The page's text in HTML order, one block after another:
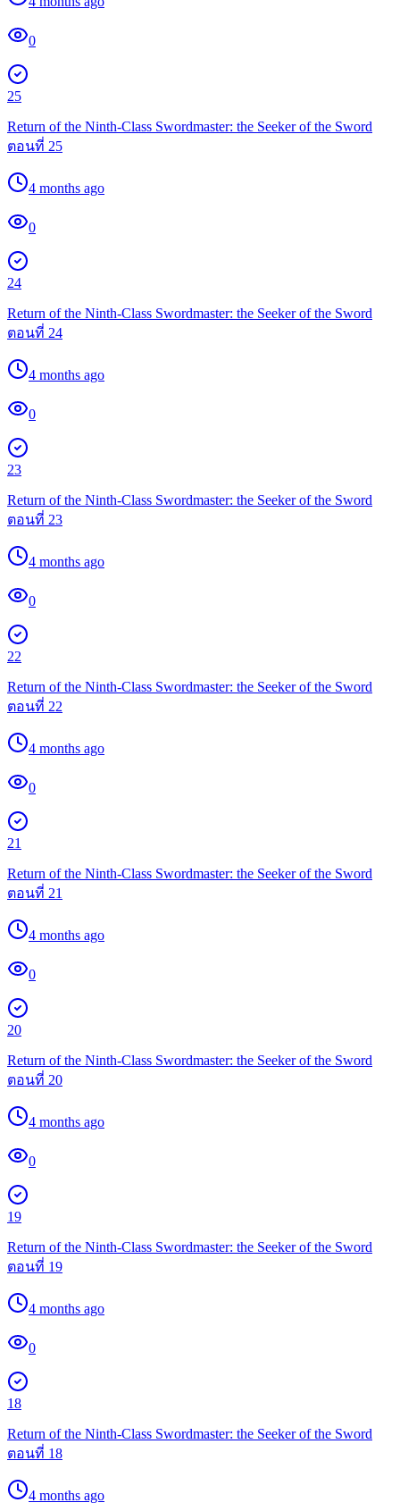
0
25
Return of the Ninth-Class Swordmaster: the Seeker of the Sword
ตอนที่ 25
4 months ago
0
24
Return of the Ninth-Class Swordmaster: the Seeker of the Sword
ตอนที่ 24
4 months ago
0
23
Return of the Ninth-Class Swordmaster: the Seeker of the Sword
ตอนที่ 23
4 months ago
0
22
Return of the Ninth-Class Swordmaster: the Seeker of the Sword
ตอนที่ 22
4 months ago
0
21
Return of the Ninth-Class Swordmaster: the Seeker of the Sword
ตอนที่ 21
4 months ago
0
20
Return of the Ninth-Class Swordmaster: the Seeker of the Sword
ตอนที่ 20
4 months ago
0
19
Return of the Ninth-Class Swordmaster: the Seeker of the Sword
ตอนที่ 19
4 months ago
0
18
Return of the Ninth-Class Swordmaster: the Seeker of the Sword
ตอนที่ 18
4 months ago